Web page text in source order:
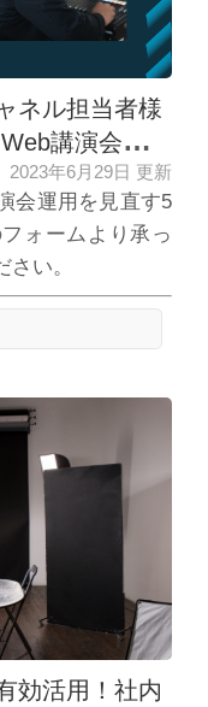
ネル担当者様
講演会運用
2023年6月29日 更新
会運用を見直す5
ォームより承っ
い。
効活用！社内